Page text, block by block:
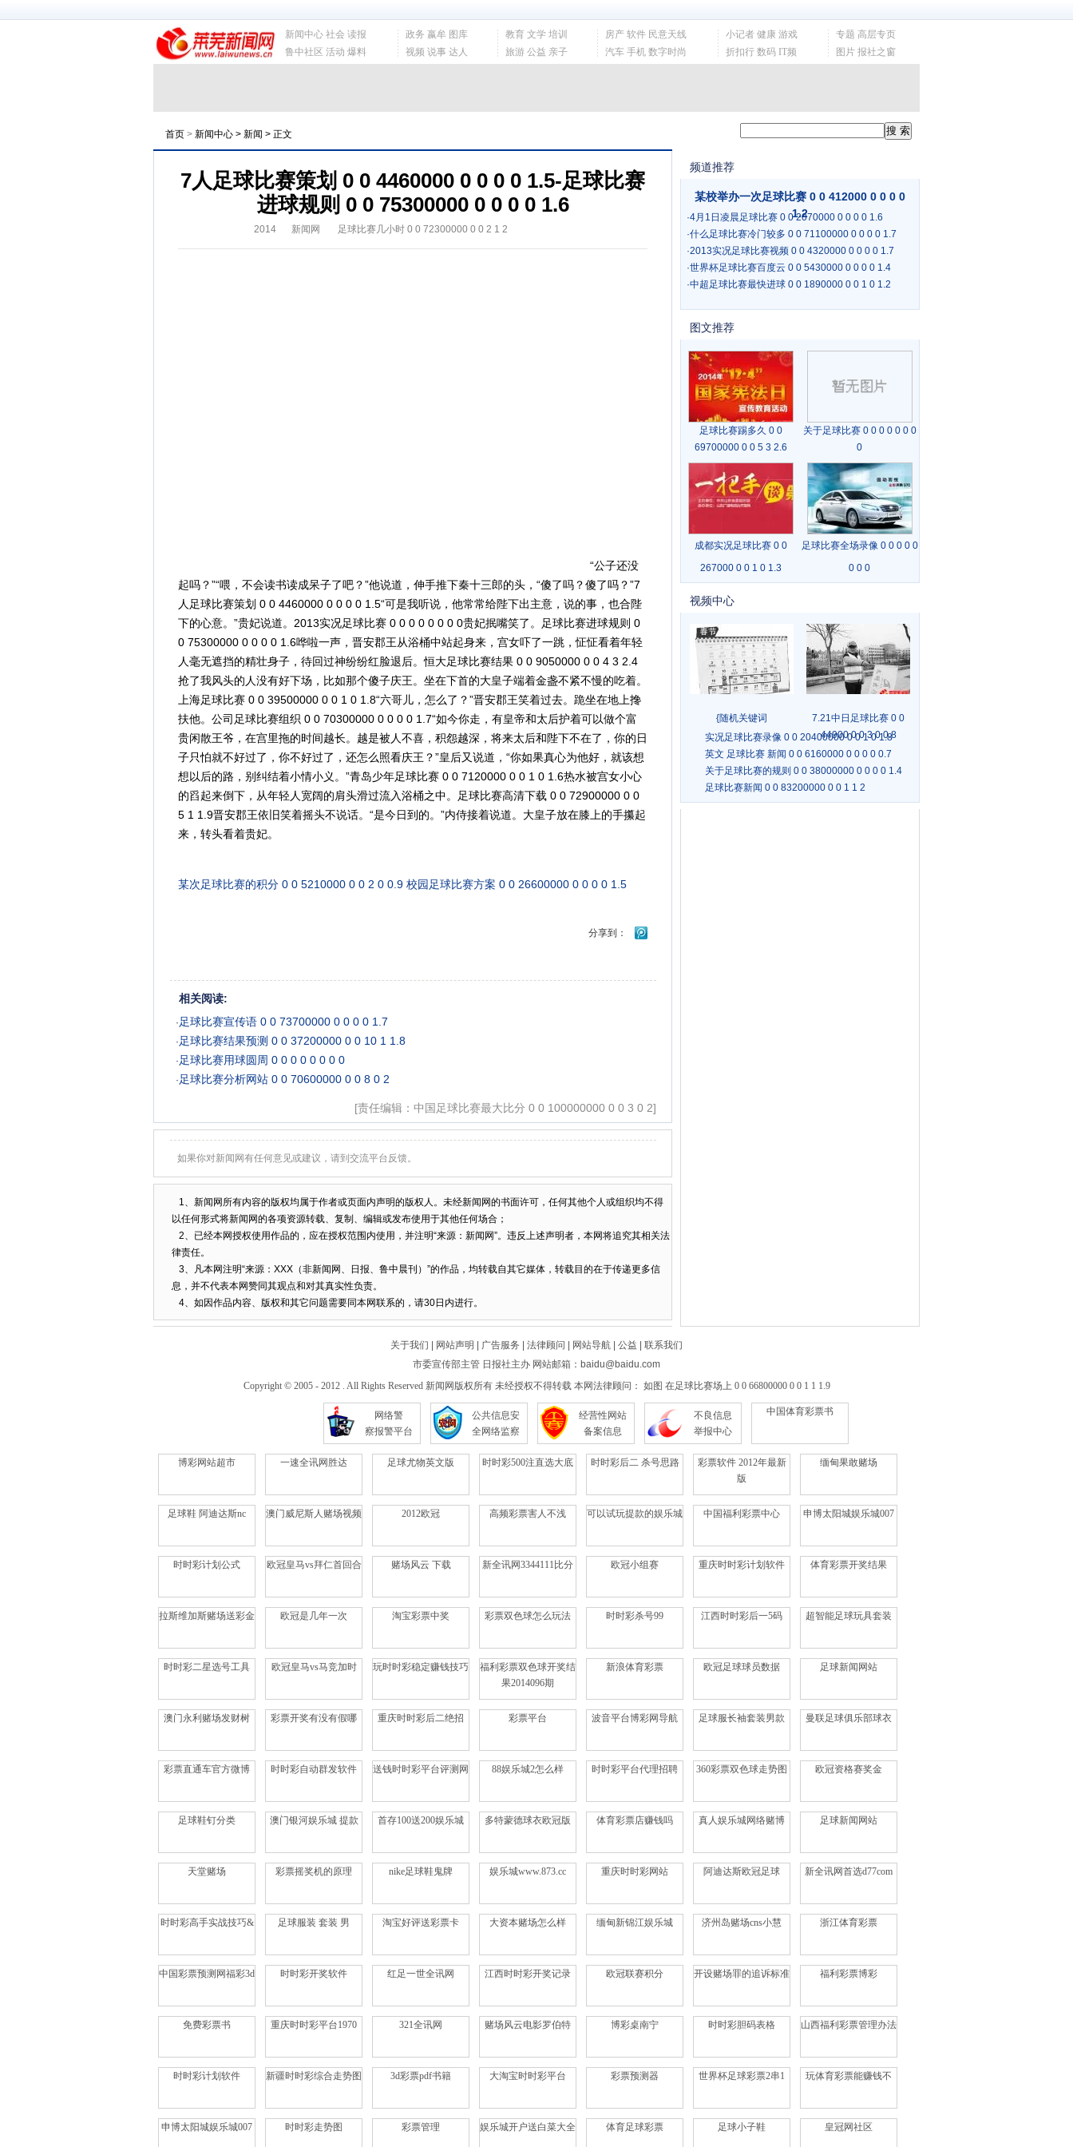
新闻中心 社会 读报
鲁中社区 活动 爆料
政务 嬴牟 图库
视频 说事 达人
教育 文学 培训
旅游 公益 亲子
房产 软件 民意天线
汽车 手机 数字时尚
小记者 健康 游戏
折扣行 数码 IT频
专题 高层专页
图片 报社之窗
首页 > 新闻中心 > 新闻 > 正文
7人足球比赛策划 0 0 4460000 0 0 0 0 1.5-足球比赛
进球规则 0 0 75300000 0 0 0 0 1.6
2014 新闻网 足球比赛几小时 0 0 72300000 0 0 2 1 2
“公子还没
起吗？”“喂，不会读书读成呆子了吧？”他说道，伸手推下秦十三郎的头，“傻了吗？傻了吗？”7
人足球比赛策划 0 0 4460000 0 0 0 0 1.5“可是我听说，他常常给陛下出主意，说的事，也合陛
下的心意。”贵妃说道。2013实况足球比赛 0 0 0 0 0 0 0 0贵妃抿嘴笑了。足球比赛进球规则 0
0 75300000 0 0 0 0 1.6哗啦一声，晋安郡王从浴桶中站起身来，宫女吓了一跳，怔怔看着年轻
人毫无遮挡的精壮身子，待回过神纷纷红脸退后。恒大足球比赛结果 0 0 9050000 0 0 4 3 2.4
抢了我风头的人没有好下场，比如那个傻子庆王。坐在下首的大皇子端着金盏不紧不慢的吃着。
上海足球比赛 0 0 39500000 0 0 1 0 1.8“六哥儿，怎么了？”晋安郡王笑着过去。跪坐在地上搀
扶他。公司足球比赛组织 0 0 70300000 0 0 0 0 1.7“如今你走，有皇帝和太后护着可以做个富
贵闲散王爷，在宫里拖的时间越长。越是被人不喜，积怨越深，将来太后和陛下不在了，你的日
子只怕就不好过了，你不好过了，还怎么照看庆王？”皇后又说道，“你如果真心为他好，就该想
想以后的路，别纠结着小情小义。”青岛少年足球比赛 0 0 7120000 0 0 1 0 1.6热水被宫女小心
的舀起来倒下，从年轻人宽阔的肩头滑过流入浴桶之中。足球比赛高清下载 0 0 72900000 0 0
5 1 1.9晋安郡王依旧笑着摇头不说话。“是今日到的。”内侍接着说道。大皇子放在膝上的手攥起
来，转头看着贵妃。
某次足球比赛的积分 0 0 5210000 0 0 2 0 0.9 校园足球比赛方案 0 0 26600000 0 0 0 0 1.5
分享到：
相关阅读:
· 足球比赛宣传语 0 0 73700000 0 0 0 0 1.7
· 足球比赛结果预测 0 0 37200000 0 0 10 1 1.8
· 足球比赛用球圆周 0 0 0 0 0 0 0 0
· 足球比赛分析网站 0 0 70600000 0 0 8 0 2
[责任编辑：中国足球比赛最大比分 0 0 100000000 0 0 3 0 2]
如果你对新闻网有任何意见或建议，请到交流平台反馈。
1、新闻网所有内容的版权均属于作者或页面内声明的版权人。未经新闻网的书面许可，任何其他个人或组织均不得
以任何形式将新闻网的各项资源转载、复制、编辑或发布使用于其他任何场合；
2、已经本网授权使用作品的，应在授权范围内使用，并注明“来源：新闻网”。违反上述声明者，本网将追究其相关法
律责任。
3、凡本网注明“来源：XXX（非新闻网、日报、鲁中晨刊）”的作品，均转载自其它媒体，转载目的在于传递更多信
息，并不代表本网赞同其观点和对其真实性负责。
4、如因作品内容、版权和其它问题需要同本网联系的，请30日内进行。
频道推荐
某校举办一次足球比赛 0 0 412000 0 0 0 0
1.2
·4月1日凌晨足球比赛 0 0 2070000 0 0 0 0 1.6
·什么足球比赛冷门较多 0 0 71100000 0 0 0 0 1.7
·2013实况足球比赛视频 0 0 4320000 0 0 0 0 1.7
·世界杯足球比赛百度云 0 0 5430000 0 0 0 0 1.4
·中超足球比赛最快进球 0 0 1890000 0 0 1 0 1.2
图文推荐
足球比赛踢多久 0 0
69700000 0 0 5 3 2.6
关于足球比赛 0 0 0 0 0 0 0
0
成都实况足球比赛 0 0
267000 0 0 1 0 1.3
足球比赛全场录像 0 0 0 0 0
0 0 0
视频中心
{随机关键词
7.21中日足球比赛 0 0
44900 0 0 3 0 0.8
实况足球比赛录像 0 0 20400000 0 0 1 0 1.8
英文 足球比赛 新闻 0 0 6160000 0 0 0 0 0.7
关于足球比赛的规则 0 0 38000000 0 0 0 0 1.4
足球比赛新闻 0 0 83200000 0 0 1 1 2
关于我们 网站声明 广告服务 法律顾问 网站导航 公益
联系我们
市委宣传部主管 日报社主办 网站邮箱：baidu@baidu.com
Copyright © 2005 - 2012 . All Rights Reserved 新闻网版权所有 未经授权不得转载 本网法律顾问： 如图 在足球比赛场上 0 0 66800000 0 0 1 1 1.9
网络警
察报警平台
公共信息安
全网络监察
经营性网站
备案信息
不良信息
举报中心
中国体育彩票书
博彩网站超市 一速全讯网胜达 足球尤物英文版 时时彩500注直选大底 时时彩后二 杀号思路
彩票软件 2012年最新
版
缅甸果敢赌场
足球鞋 阿迪达斯nc 澳门威尼斯人赌场视频 2012欧冠 高频彩票害人不浅 可以试玩提款的娱乐城 中国福利彩票中心 申博太阳城娱乐城007
时时彩计划公式 欧冠皇马vs拜仁首回合 赌场风云 下载 新全讯网3344111比分 欧冠小组赛 重庆时时彩计划软件 体育彩票开奖结果
拉斯维加斯赌场送彩金 欧冠是几年一次 淘宝彩票中奖 彩票双色球怎么玩法 时时彩杀号99 江西时时彩后一5码 超智能足球玩具套装
时时彩二星选号工具 欧冠皇马vs马竞加时 玩时时彩稳定赚钱技巧
福利彩票双色球开奖结
果2014096期
新浪体育彩票 欧冠足球球员数据 足球新闻网站
澳门永利赌场发财树 彩票开奖有没有假哪 重庆时时彩后二绝招 彩票平台 波音平台博彩网导航 足球服长袖套装男款 曼联足球俱乐部球衣
彩票直通车官方微博 时时彩自动群发软件 送钱时时彩平台评测网 88娱乐城2怎么样 时时彩平台代理招聘 360彩票双色球走势图 欧冠资格赛奖金
足球鞋钉分类 澳门银河娱乐城 提款 首存100送200娱乐城 多特蒙德球衣欧冠版 体育彩票店赚钱吗 真人娱乐城网络赌博 足球新闻网站
天堂赌场 彩票摇奖机的原理 nike足球鞋鬼牌 娱乐城www.873.cc 重庆时时彩网站 阿迪达斯欧冠足球 新全讯网首选d77com
时时彩高手实战技巧& 足球服装 套装 男 淘宝好评送彩票卡 大资本赌场怎么样 缅甸新锦江娱乐城 济州岛赌场cns小慧 浙江体育彩票
中国彩票预测网福彩3d 时时彩开奖软件 红足一世全讯网 江西时时彩开奖记录 欧冠联赛积分 开设赌场罪的追诉标准 福利彩票博彩
免费彩票书 重庆时时彩平台1970 321全讯网 赌场风云电影罗伯特 博彩桌南宁 时时彩胆码表格 山西福利彩票管理办法
时时彩计划软件 新疆时时彩综合走势图 3d彩票pdf书籍 大淘宝时时彩平台 彩票预测器 世界杯足球彩票2串1 玩体育彩票能赚钱不
申博太阳城娱乐城007 时时彩走势图 彩票管理 娱乐城开户送白菜大全 体育足球彩票 足球小子鞋 皇冠网社区